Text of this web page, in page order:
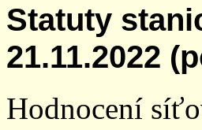
Statuty
21.11.2022
Hodnocení